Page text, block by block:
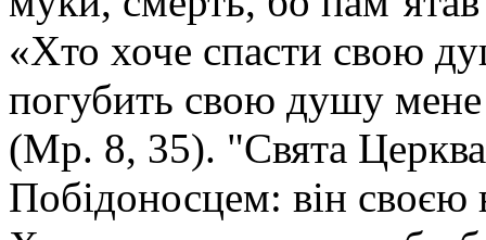
«Хто хоче спасти свою
погубить свою душу мене
(Мр. 8, 35). "Свята
Побідоносцем: він своєю